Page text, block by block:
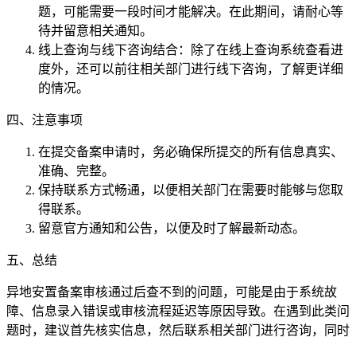
题，可能需要一段时间才能解决。在此期间，请耐心等
待并留意相关通知。
线上查询与线下咨询结合：除了在线上查询系统查看进
度外，还可以前往相关部门进行线下咨询，了解更详细
的情况。
四、注意事项
在提交备案申请时，务必确保所提交的所有信息真实、
准确、完整。
保持联系方式畅通，以便相关部门在需要时能够与您取
得联系。
留意官方通知和公告，以便及时了解最新动态。
五、总结
异地安置备案审核通过后查不到的问题，可能是由于系统故
障、信息录入错误或审核流程延迟等原因导致。在遇到此类问
题时，建议首先核实信息，然后联系相关部门进行咨询，同时